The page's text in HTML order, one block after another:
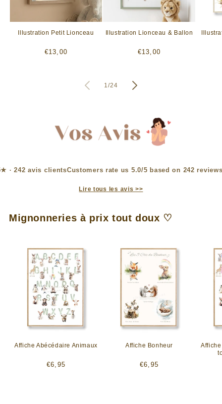
Illustration Petit Lionceau
Prix
€13,00
Illustration Lionceau & Ballon
Prix
€13,00
1/de
24
Customers rate us 5.0/5 based on 242
Lire tous les avis >>
Mignonneries à prix tout doux ♡
Affiche Abécédaire Animaux
Prix
€6,95
Affiche Bonheur
Prix
€6,95